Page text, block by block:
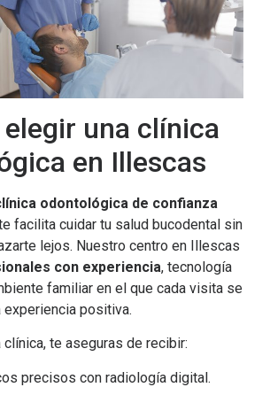
una clínica
en Illescas
odontológica de confianza
facilita cuidar tu salud bucodental sin
lejos. Nuestro centro en Illescas
con experiencia, tecnología
familiar en el que cada visita se
experiencia positiva.
te aseguras de recibir:
precisos con radiología digital.